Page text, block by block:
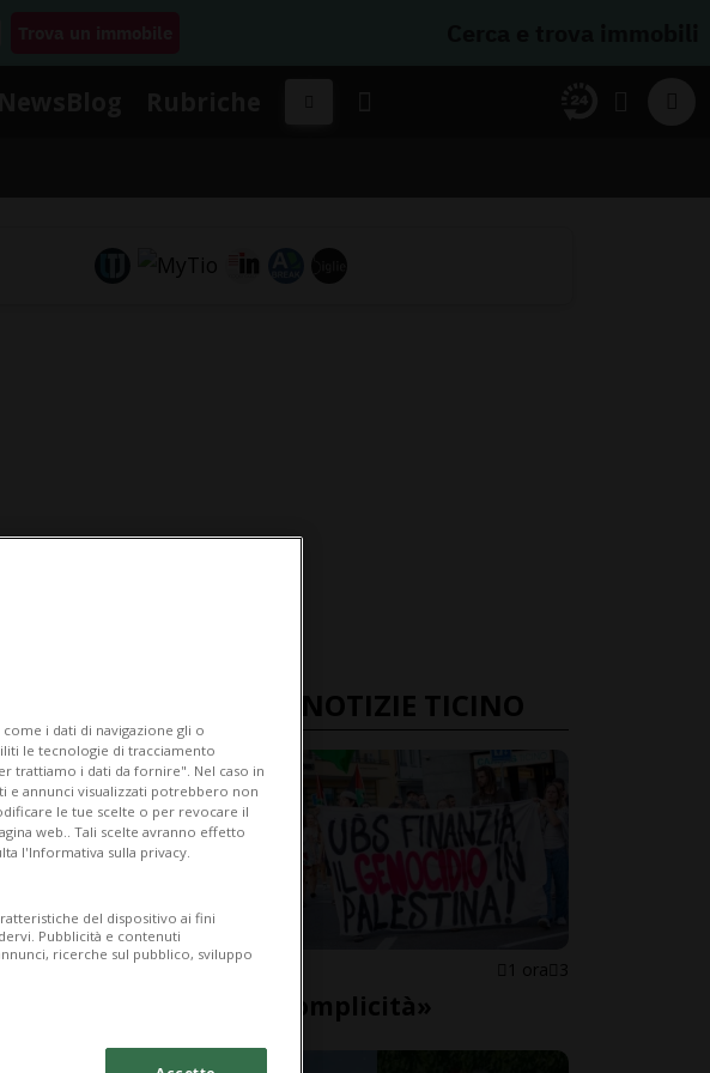
ULTIME NOTIZIE TICINO
LOCARNO 1 ora 3
«Basta complicità»
i dati di navigazione gli o
le tecnologie di tracciamento
trattiamo i dati da fornire". Nel caso in
e annunci visualizzati potrebbero non
le tue scelte o per revocare il
web.. Tali scelte avranno effetto
l'Informativa sulla privacy.
del dispositivo ai fini
Pubblicità e contenuti
ricerche sul pubblico, sviluppo